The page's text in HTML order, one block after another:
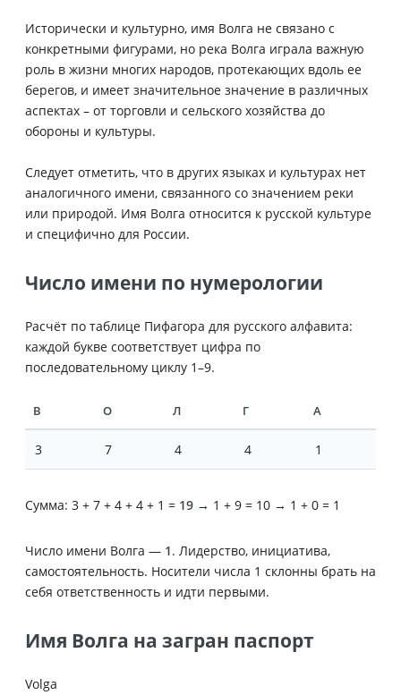
Исторически и культурно, имя Волга не связано с
конкретными фигурами, но река Волга играла важную
роль в жизни многих народов, протекающих вдоль ее
берегов, и имеет значительное значение в различных
аспектах – от торговли и сельского хозяйства до
обороны и культуры.
Следует отметить, что в других языках и культурах нет
аналогичного имени, связанного со значением реки
или природой. Имя Волга относится к русской культуре
и специфично для России.
Число имени по нумерологии
Расчёт по таблице Пифагора для русского алфавита:
каждой букве соответствует цифра по
последовательному циклу 1–9.
В О Л Г А
3 7 4 4 1
Сумма: 3 + 7 + 4 + 4 + 1 = 19 → 1 + 9 = 10 → 1 + 0 = 1
Число имени Волга — 1. Лидерство, инициатива,
самостоятельность. Носители числа 1 склонны брать на
себя ответственность и идти первыми.
Имя Волга на загран паспорт
Volga